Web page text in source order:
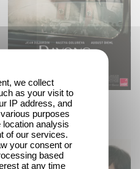
Rays and shadows
we collect
as your visit to
IP address, and
purposes
analysis
of our services.
your consent or
based
at any time